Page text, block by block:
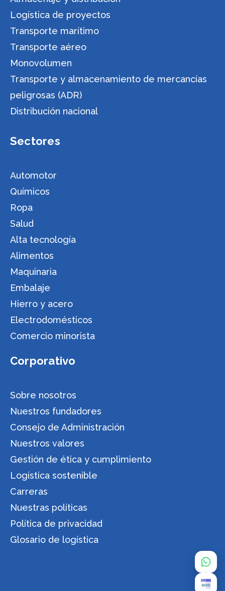
Logística de proyectos
Transporte marítimo
Transporte aéreo
Monovolumen
Transporte y almacenamiento de mercancías
peligrosas (ADR)
Distribución nacional
Sectores
Automotor
Químicos
Ropa
Salud
Alta tecnología
Alimentos
Maquinaria
Embalaje
Hierro y acero
Electrodomésticos
Comercio minorista
Corporativo
Sobre nosotros
Nuestros fundadores
Consejo de Administración
Nuestros valores
Gestión de ética y cumplimiento
Logística sostenible
Carreras
Nuestras políticas
Política de privacidad
Glosario de logística